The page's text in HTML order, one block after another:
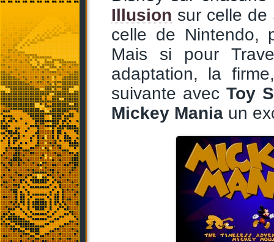
Illusion sur celle
celle de Nintendo,
Mais si pour
adaptation, la
suivante avecToy
Mickey Mania un